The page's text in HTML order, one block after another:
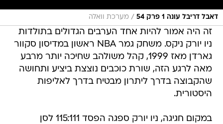
דאבל דריבל עונה 1 פרק 54 / מערכת וואלה
זה היה אמור להיות אחד הערבים הגדולים בתולדות
ניו יורק ניקס. משחק גמר NBA ראשון במדיסון סקוור
גארדן מאז 1999, קהל משולהב שחיכה יותר מרבע
מאה לרגע הזה, שורת כוכבים נוצצת ביציע ותחושה
שהקבוצה בדרך ליתרון מבטיח בדרך לאליפות
היסטורית.
במקום חגיגה, ניו יורק ספגה הפסד 115:111 לסן